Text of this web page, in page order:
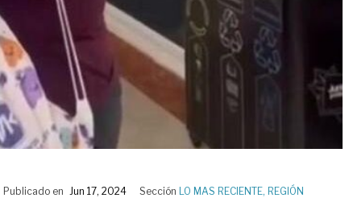
Publicado en Jun 17, 2024 Sección LO MAS RECIENTE, REGIÓN